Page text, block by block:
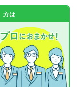
方は